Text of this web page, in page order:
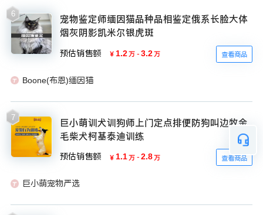
6
宠物鉴定师缅因猫品种品相鉴定俄系长脸大体
烟灰阴影凯米尔银虎斑
预估销售额 ￥ 1.2万 - 3.2万 查看商品
Boone(布恩)缅因猫
7
巨小萌训犬训狗师上门定点排便防狗叫边牧金
毛柴犬柯基泰迪训练
预估销售额 ￥ 1.1万 - 2.8万 查看商品
巨小萌宠物严选